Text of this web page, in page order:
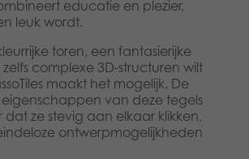
educatie en plezier,
leuk wordt.
toren, een fantasierijke
complexe 3D-structuren wilt
maakt het mogelijk. De
van deze tegels
dat ze stevig aan elkaar klikken,
ontwerpmogelijkheden